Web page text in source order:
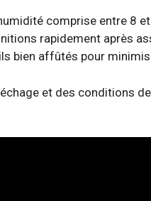
comprise entre 8
rapidement après
bien affûtés pour
et des conditions